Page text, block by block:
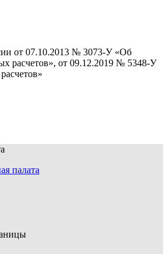
от 07.10.2013 № 3073-У «Об
расчетов», от 09.12.2019 № 5348-У
палата